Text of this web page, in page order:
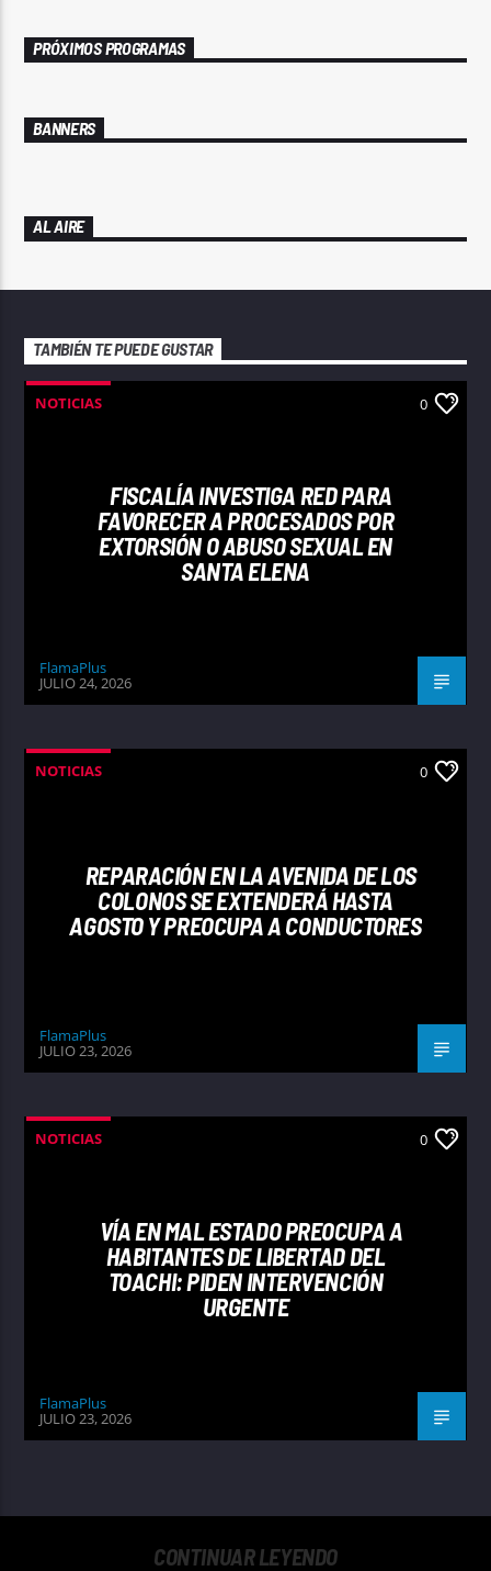
PRÓXIMOS PROGRAMAS
BANNERS
AL AIRE
TAMBIÉN TE PUEDE GUSTAR
NOTICIAS 0
FISCALÍA INVESTIGA RED PARA
FAVORECER A PROCESADOS POR
EXTORSIÓN O ABUSO SEXUAL EN
SANTA ELENA
FlamaPlus
JULIO 24, 2026
NOTICIAS 0
REPARACIÓN EN LA AVENIDA DE LOS
COLONOS SE EXTENDERÁ HASTA
AGOSTO Y PREOCUPA A CONDUCTORES
FlamaPlus
JULIO 23, 2026
NOTICIAS 0
VÍA EN MAL ESTADO PREOCUPA A
HABITANTES DE LIBERTAD DEL
TOACHI: PIDEN INTERVENCIÓN
URGENTE
FlamaPlus
JULIO 23, 2026
CONTINUAR LEYENDO